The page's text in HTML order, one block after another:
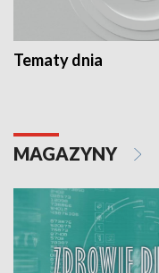
Tematy dnia
MAGAZYNY